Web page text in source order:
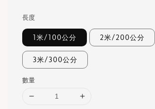
長度
1米/100公分 2米/200公分
3米/300公分
數量